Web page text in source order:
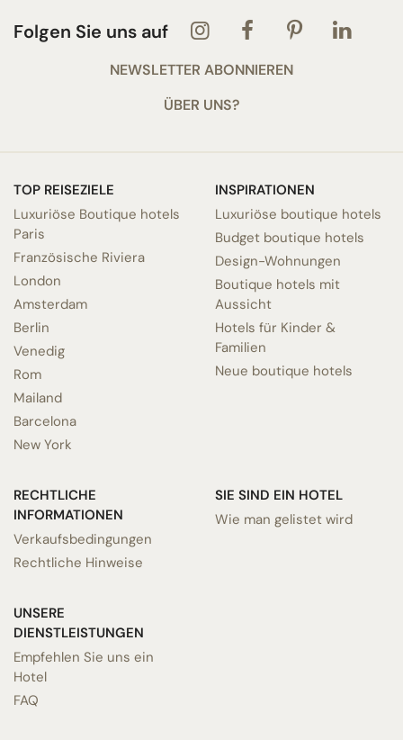
Folgen Sie uns auf
NEWSLETTER ABONNIEREN
ÜBER UNS?
TOP REISEZIELE
Luxuriöse Boutique hotels
Paris
Französische Riviera
London
Amsterdam
Berlin
Venedig
Rom
Mailand
Barcelona
New York
INSPIRATIONEN
Luxuriöse boutique hotels
Budget boutique hotels
Design-Wohnungen
Boutique hotels mit
Aussicht
Hotels für Kinder &
Familien
Neue boutique hotels
RECHTLICHE
INFORMATIONEN
Verkaufsbedingungen
Rechtliche Hinweise
UNSERE
DIENSTLEISTUNGEN
Empfehlen Sie uns ein
Hotel
FAQ
SIE SIND EIN HOTEL
Wie man gelistet wird